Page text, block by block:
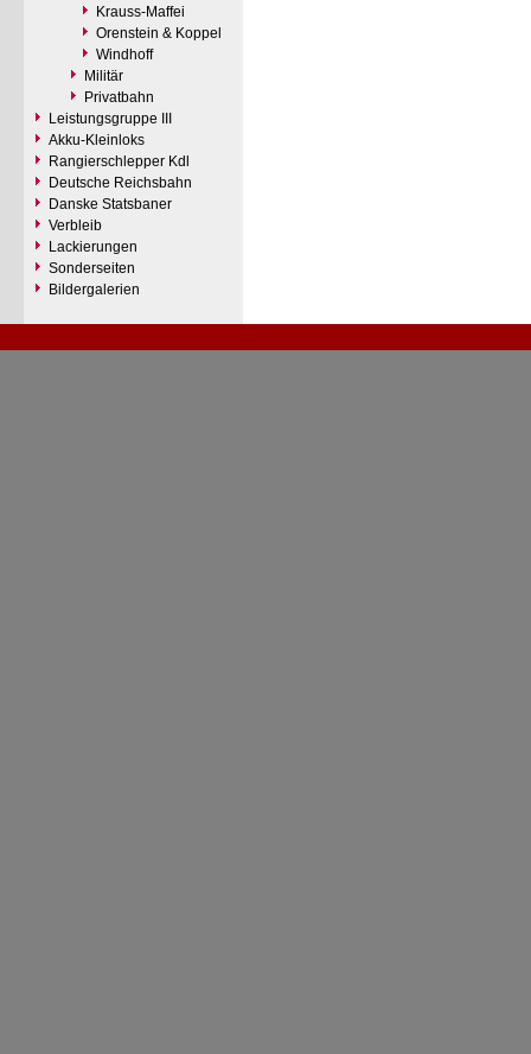
Krauss-Maffei
Orenstein & Koppel
Windhoff
Militär
Privatbahn
Leistungsgruppe III
Akku-Kleinloks
Rangierschlepper Kdl
Deutsche Reichsbahn
Danske Statsbaner
Verbleib
Lackierungen
Sonderseiten
Bildergalerien